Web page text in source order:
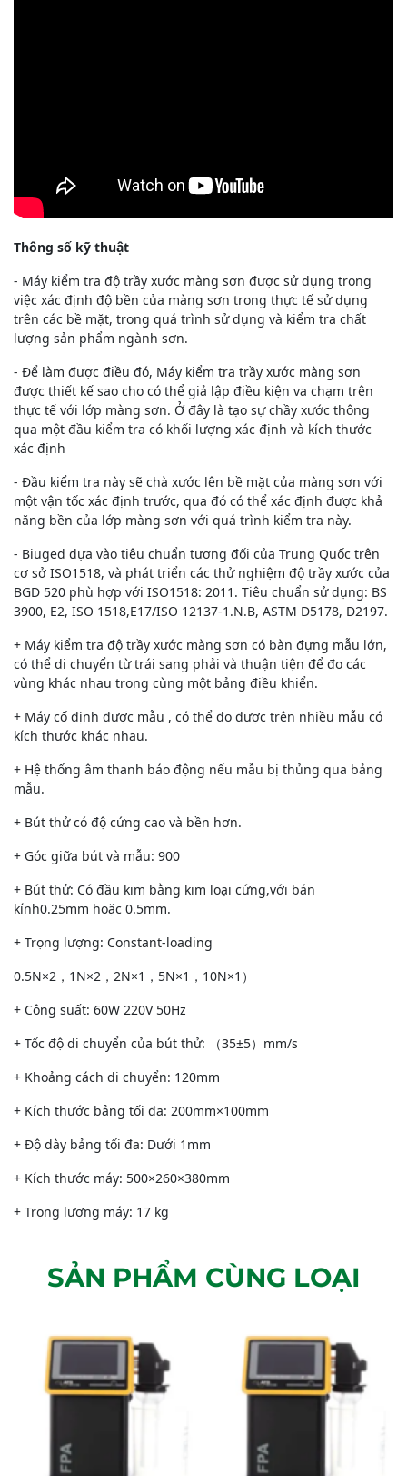
Thông số kỹ thuật
- Máy kiểm tra độ trầy xước màng sơn được sử dụng trong
việc xác định độ bền của màng sơn trong thực tế sử dụng
trên các bề mặt, trong quá trình sử dụng và kiểm tra chất
lượng sản phẩm ngành sơn.
- Để làm được điều đó, Máy kiểm tra trầy xước màng sơn
được thiết kế sao cho có thể giả lập điều kiện va chạm trên
thực tế với lớp màng sơn. Ở đây là tạo sự chầy xước thông
qua một đầu kiểm tra có khối lượng xác định và kích thước
xác định
- Đầu kiểm tra này sẽ chà xước lên bề mặt của màng sơn với
một vận tốc xác định trước, qua đó có thể xác định được khả
năng bền của lớp màng sơn với quá trình kiểm tra này.
- Biuged dựa vào tiêu chuẩn tương đối của Trung Quốc trên
cơ sở ISO1518, và phát triển các thử nghiệm độ trầy xước của
BGD 520 phù hợp với ISO1518: 2011. Tiêu chuẩn sử dụng: BS
3900, E2, ISO 1518,E17/ISO 12137-1.N.B, ASTM D5178, D2197.
+ Máy kiểm tra độ trầy xước màng sơn có bàn đựng mẫu lớn,
có thể di chuyển từ trái sang phải và thuận tiện để đo các
vùng khác nhau trong cùng một bảng điều khiển.
+ Máy cố định được mẫu , có thể đo được trên nhiều mẫu có
kích thước khác nhau.
+ Hệ thống âm thanh báo động nếu mẫu bị thủng qua bảng
mẫu.
+ Bút thử có độ cứng cao và bền hơn.
+ Góc giữa bút và mẫu: 900
+ Bút thử: Có đầu kim bằng kim loại cứng,với bán
kính0.25mm hoặc 0.5mm.
+ Trọng lượng: Constant-loading
0.5N×2，1N×2，2N×1，5N×1，10N×1）
+ Công suất: 60W 220V 50Hz
+ Tốc độ di chuyển của bút thử: （35±5）mm/s
+ Khoảng cách di chuyển: 120mm
+ Kích thước bảng tối đa: 200mm×100mm
+ Độ dày bảng tối đa: Dưới 1mm
+ Kích thước máy: 500×260×380mm
+ Trọng lượng máy: 17 kg
SẢN PHẨM CÙNG LOẠI